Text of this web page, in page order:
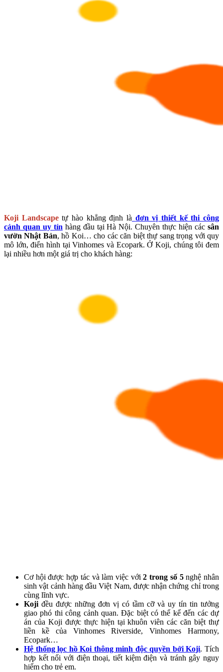
Koji Landscapetự hào khẳng định là đơn vị thiết kế thi công
cảnh quan uy tín hàng đầu tại Hà Nội. Chuyên thực hiện các sân
vườn Nhật Bản, hồ Koi… cho các căn biệt thự sang trọng với quy
mô lớn, điển hình tại Vinhomes và Ecopark. Ở Koji, chúng tôi đem
lại nhiều hơn một giá trị cho khách hàng:
Cơ hội được hợp tác và làm việc với2 trong số 5nghệ nhân
sinh vật cảnh hàng đầu Việt Nam, được nhận chứng chỉ trong
cùng lĩnh vực.
Koji đều được những đơn vị có tầm cỡ và uy tín tin tưởng
giao phó thi công cảnh quan. Đặc biệt có thể kể đến các dự
án của Koji được thực hiện tại khuôn viên các căn biệt thự
liền kề của Vinhomes Riverside, Vinhomes Harmony,
Ecopark…
Hệ thống lọc hồ Koi thông minh độc quyền bởi Koji. Tích
hợp kết nối với điện thoại, tiết kiệm điện và tránh gây nguy
hiểm cho trẻ em.